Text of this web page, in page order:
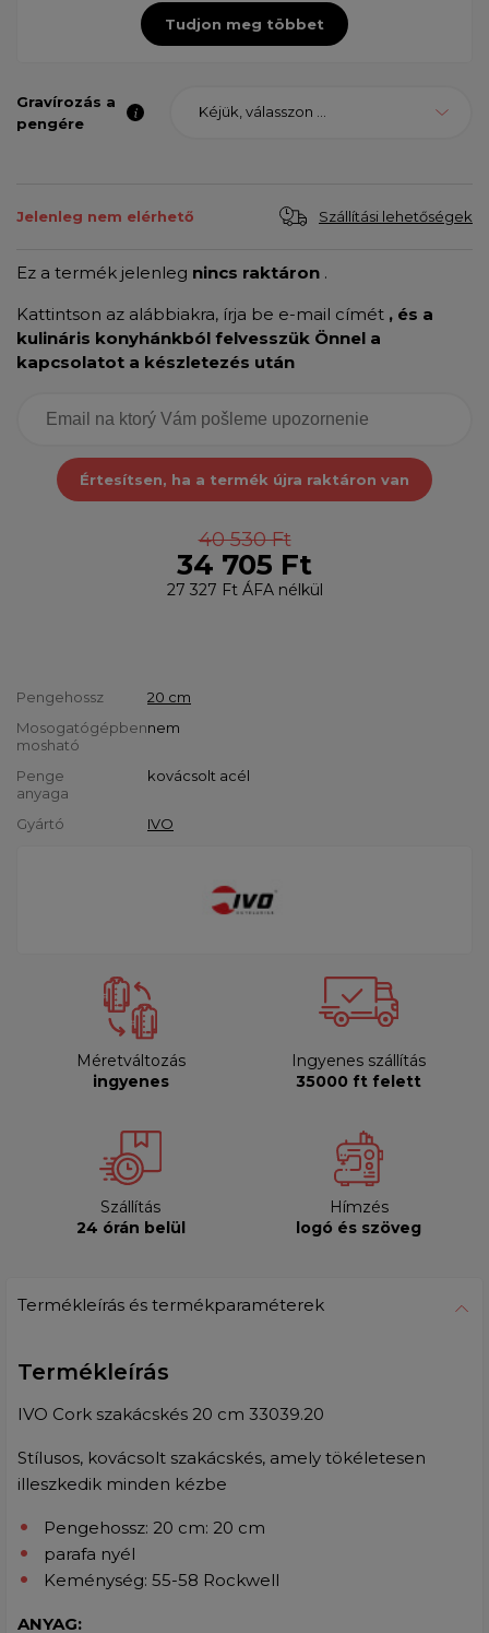
Tudjon meg többet
Gravírozás a
pengére
Kéjük, válasszon ...
Jelenleg nem elérhető Szállítási lehetőségek
Ez a termék jelenleg nincs raktáron .
Kattintson az alábbiakra, írja be e-mail címét , és a
kulináris konyhánkból felvesszük Önnel a
kapcsolatot a készletezés után
Értesítsen, ha a termék újra raktáron van
40 530 Ft
34 705 Ft
27 327 FtÁFA nélkül
Pengehossz
20 cm
Mosogatógépben
mosható
nem
Penge
anyaga
kovácsolt acél
Gyártó IVO
Méretváltozás
ingyenes
Ingyenes szállítás
35000 ft felett
Szállítás
24 órán belül
Hímzés
logó és szöveg
Termékleírás és termékparaméterek
Termékleírás
IVO Cork szakácskés 20 cm 33039.20
Stílusos, kovácsolt szakácskés, amely tökéletesen
illeszkedik minden kézbe
Pengehossz: 20 cm: 20 cm
parafa nyél
Keménység: 55-58 Rockwell
ANYAG: